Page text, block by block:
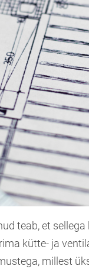
teab, et
kütte- ja
millest